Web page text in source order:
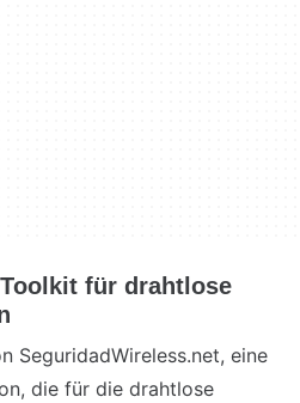
für drahtlose
SeguridadWireless.net, eine
die für die drahtlose